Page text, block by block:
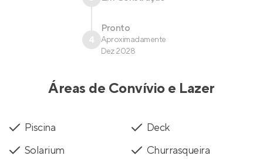
4
Pronto
Aproximadamente
Dez 2028
Áreas de Convívio e Lazer
Piscina
Deck
Solarium
Churrasqueira